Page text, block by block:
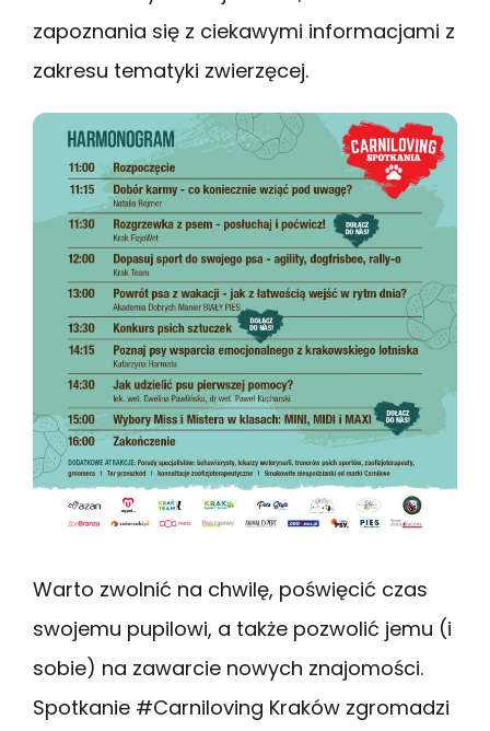
zapoznania się z ciekawymi informacjami z
zakresu tematyki zwierzęcej.
Warto zwolnić na chwilę, poświęcić czas
swojemu pupilowi, a także pozwolić jemu (i
sobie) na zawarcie nowych znajomości.
Spotkanie #Carniloving Kraków zgromadzi